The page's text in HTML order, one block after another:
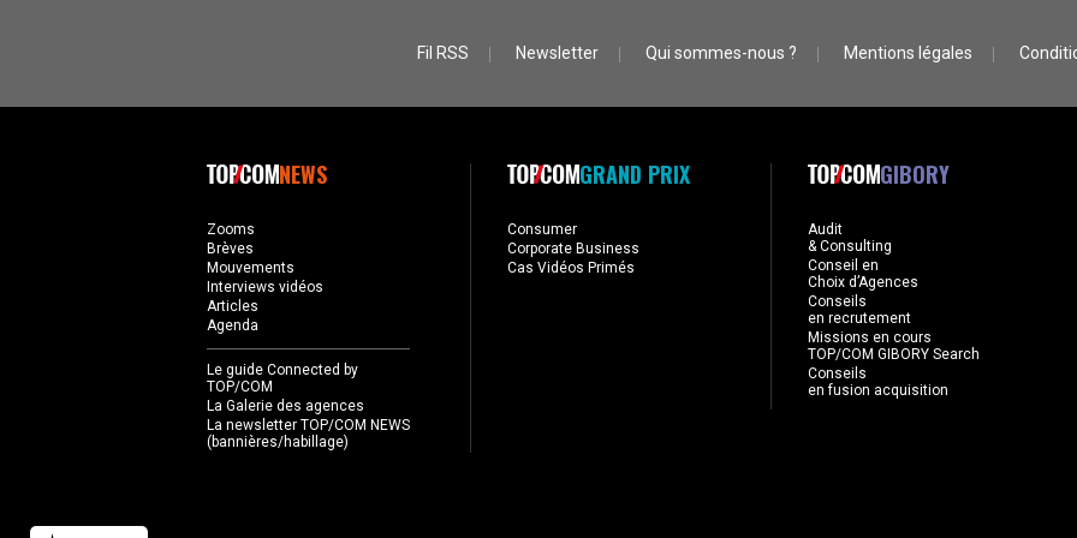
Fil RSS Newsletter Qui sommes-nous ? Mentions légales
NEWS
Zooms
Brèves
Mouvements
Interviews vidéos
Articles
Agenda
Le guide Connected by
TOP/COM
La Galerie des agences
La newsletter TOP/COM NEWS
(bannières/habillage)
GRAND PRIX
Consumer
Corporate Business
Cas Vidéos Primés
GIBORY
Audit
& Consulting
Conseil en
Choix d’Agences
Conseils
en recrutement
Missions en cours
TOP/COM GIBORY Search
Conseils
en fusion acquisition